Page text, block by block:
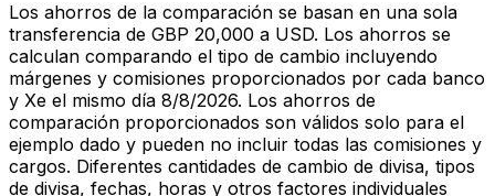
Los ahorros de la comparación se basan en una sola
transferencia de GBP 20,000 a USD. Los ahorros se
calculan comparando el tipo de cambio incluyendo
márgenes y comisiones proporcionados por cada banco
y Xe el mismo día 8/8/2026. Los ahorros de
comparación proporcionados son válidos solo para el
ejemplo dado y pueden no incluir todas las comisiones y
cargos. Diferentes cantidades de cambio de divisa, tipos
de divisa, fechas, horas y otros factores individuales